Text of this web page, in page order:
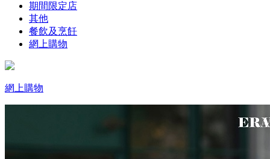
期間限定店
其他
餐飲及烹飪
網上購物
網上購物